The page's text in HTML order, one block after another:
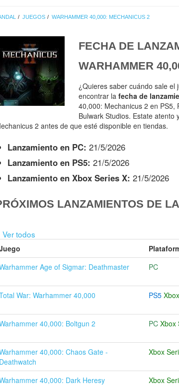
JUEGOS WARHAMMER 40,000: MECHANICUS 2
FECHA DE
WARHAMMER
¿Quieres saber cuándo sale
encontrar la fecha de
40,000: Mechanicus 2 en PS5,
Bulwark Studios. Estate atento
2 antes de que esté disponible en tiendas.
Lanzamiento en PC: 21/5/2026
Lanzamiento en PS5: 21/5/2026
Lanzamiento en Xbox Series X: 21/5/2026
LANZAMIENTOS DE
Ver todos
Age of Sigmar: Deathmaster
PC
War: Warhammer 40,000
PS5
40,000: Boltgun 2
PC Xbox
40,000: Chaos Gate -
Deathwatch
Xbox
40,000: Dark Heresy
Xbox